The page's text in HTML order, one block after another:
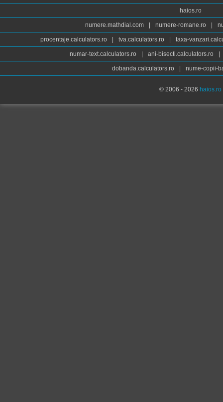
haios.ro
numere.mathdial.com numere-romane.ro
procentaje.calculators.ro tva.calculators.ro taxa-
numar-text.calculators.ro ani-bisecti.calculators.ro
dobanda.calculators.ro nume-copii-
© 2006 - 2026 haios.ro